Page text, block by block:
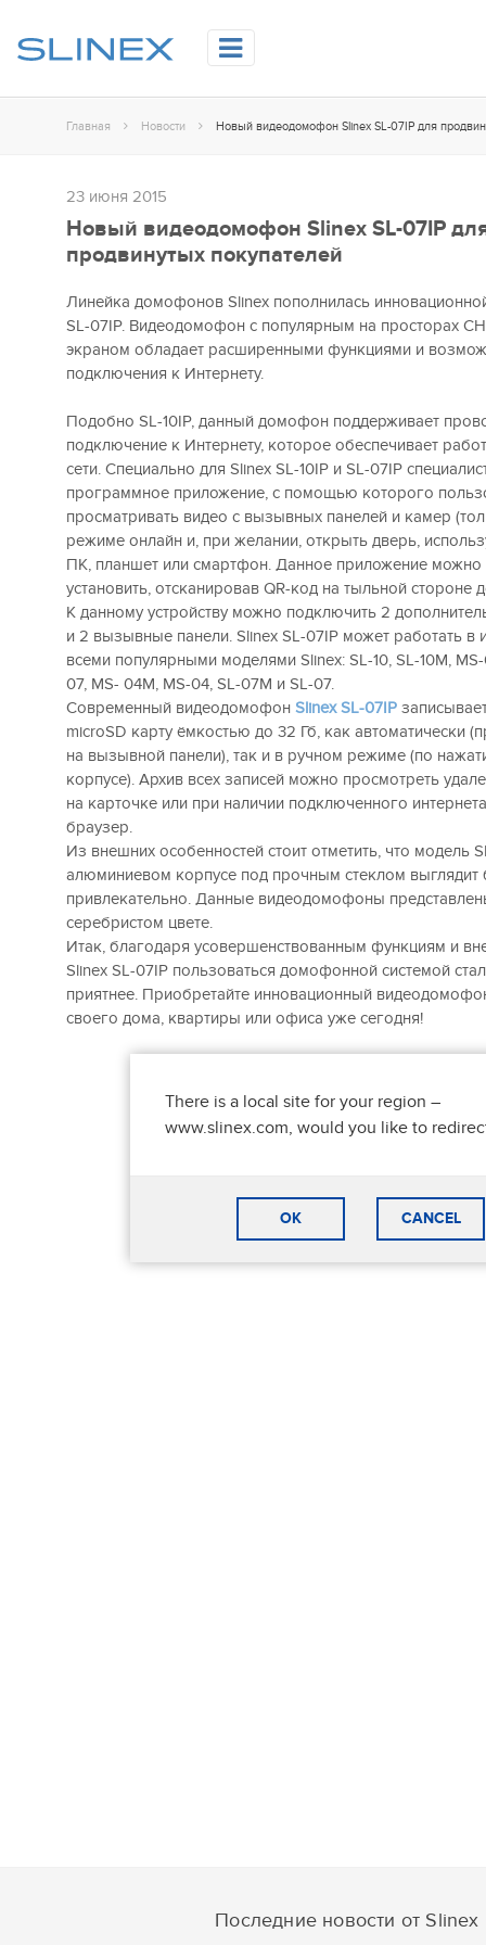
Главная Новости
23 июня 2015
Новый видеодомофон Slinex SL-07IP
продвинутых покупателей
Линейка домофонов Slinex пополнилась
SL-07IP. Видеодомофон с популярным на просторах
экраном обладает расширенными функциями и
подключения к Интернету.
Подобно SL-10IP, данный домофон поддерживает
подключение к Интернету, которое обеспечивает
сети. Специально для Slinex SL-10IP и SL-07IP
программное приложение, с помощью которого
просматривать видео с вызывных панелей и камер
режиме онлайн и, при желании, открыть дверь,
ПК, планшет или смартфон. Данное приложение можно
установить, отсканировав QR-код на тыльной стороне
К данному устройству можно подключить 2
и 2 вызывные панели. Slinex SL-07IP может работать в
всеми популярными моделями Slinex: SL-10, SL-10M,
07, MS- 04M, MS-04, SL-07M и SL-07.
Современный видеодомофон Slinex SL-07IP
microSD карту ёмкостью до 32 Гб, как автоматически
на вызывной панели), так и в ручном режиме (по
корпусе). Архив всех записей можно просмотреть
на карточке или при наличии подключенного
браузер.
Из внешних особенностей стоит отметить, что модель
алюминиевом корпусе под прочным стеклом выглядит
привлекательно. Данные видеодомофоны
серебристом цвете.
Итак, благодаря усовершенствованным функциям и
Slinex SL-07IP пользоваться домофонной системой
приятнее. Приобретайте инновационный
своего дома, квартиры или офиса уже сегодня!
There is a local site for your region –
www.slinex.com, would you like to
OK CANCEL
Последние новости от Slinex